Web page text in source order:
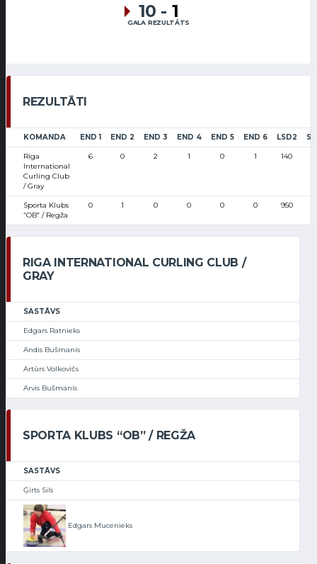
10 - 1
GALA REZULTĀTS
REZULTĀTI
KOMANDA END 1 END 2 END 3 END 4 END 5 END 6 LSD2
Riga
International
Curling Club
/ Gray
6 0 2 1 0 1 140
Sporta Klubs
“OB” / Regža
0 1 0 0 0 0 950
RIGA INTERNATIONAL CURLING CLUB /
GRAY
SASTĀVS
Edgars Ratnieks
Andis Bušmanis
Artūrs Volkovičs
Arvis Bušmanis
SPORTA KLUBS “OB” / REGŽA
SASTĀVS
Ģirts Sils
Edgars Mucenieks